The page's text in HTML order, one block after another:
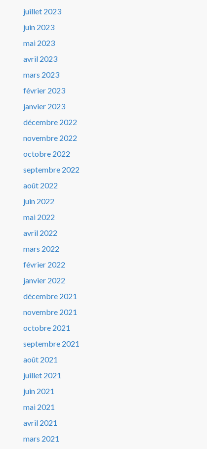
juillet 2023
juin 2023
mai 2023
avril 2023
mars 2023
février 2023
janvier 2023
décembre 2022
novembre 2022
octobre 2022
septembre 2022
août 2022
juin 2022
mai 2022
avril 2022
mars 2022
février 2022
janvier 2022
décembre 2021
novembre 2021
octobre 2021
septembre 2021
août 2021
juillet 2021
juin 2021
mai 2021
avril 2021
mars 2021